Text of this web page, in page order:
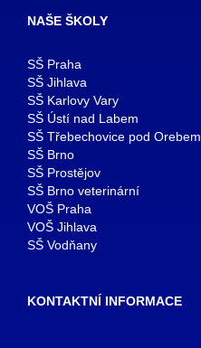
NAŠE ŠKOLY
SŠ Praha
SŠ Jihlava
SŠ Karlovy Vary
SŠ Ústí nad Labem
SŠ Třebechovice pod Orebem
SŠ Brno
SŠ Prostějov
SŠ Brno veterinární
VOŠ Praha
VOŠ Jihlava
SŠ Vodňany
KONTAKTNÍ INFORMACE